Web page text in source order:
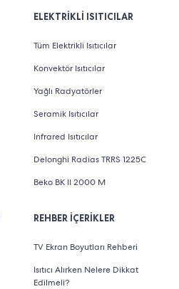
ELEKTRİKLİ ISITICILAR
Tüm Elektrikli Isıtıcılar
Konvektör Isıtıcılar
Yağlı Radyatörler
Seramik Isıtıcılar
Infrared Isıtıcılar
Delonghi Radias TRRS 1225C
Beko BK II 2000 M
REHBER İÇERİKLER
TV Ekran Boyutları Rehberi
Isıtıcı Alırken Nelere Dikkat
Edilmeli?